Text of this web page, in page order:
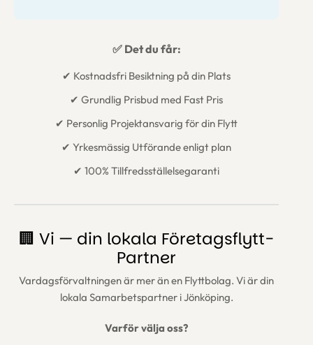
✅ Det du får:
✔ Kostnadsfri Besiktning på din Plats
✔ Grundlig Prisbud med Fast Pris
✔ Personlig Projektansvarig för din Flytt
✔ Yrkesmässig Utförande enligt plan
✔ 100% Tillfredsställelsegaranti
🏢 Vi — din lokala Företagsflytt-
Partner
Vardagsförvaltningen är mer än en Flyttbolag. Vi är din
lokala Samarbetspartner i Jönköping.
Varför välja oss?